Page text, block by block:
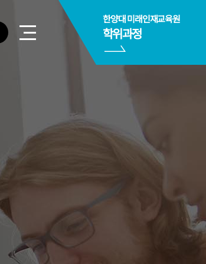
사이트맵
열기
한양대 미래인재교육원
학위과정